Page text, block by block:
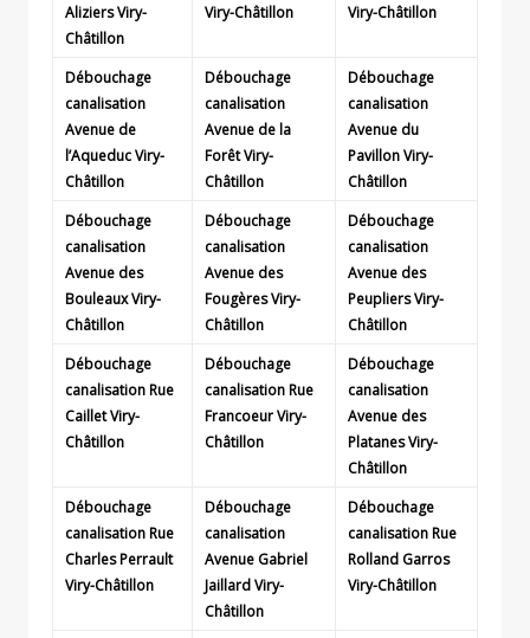
Aliziers Viry-
Châtillon
Viry-Châtillon
Viry-Châtillon
Débouchage
canalisation
Avenue de
l’AqueducViry-
Châtillon
Débouchage
canalisation
Avenue de la
ForêtViry-
Châtillon
Débouchage
canalisation
Avenue du
PavillonViry-
Châtillon
Débouchage
canalisation
Avenue des
BouleauxViry-
Châtillon
Débouchage
canalisation
Avenue des
FougèresViry-
Châtillon
Débouchage
canalisation
Avenue des
PeupliersViry-
Châtillon
Débouchage
canalisation Rue
CailletViry-
Châtillon
Débouchage
canalisation Rue
FrancoeurViry-
Châtillon
Débouchage
canalisation
Avenue des
PlatanesViry-
Châtillon
Débouchage
canalisation Rue
Charles Perrault
Viry-Châtillon
Débouchage
canalisation
Avenue Gabriel
JaillardViry-
Châtillon
Débouchage
canalisation Rue
Rolland Garros
Viry-Châtillon